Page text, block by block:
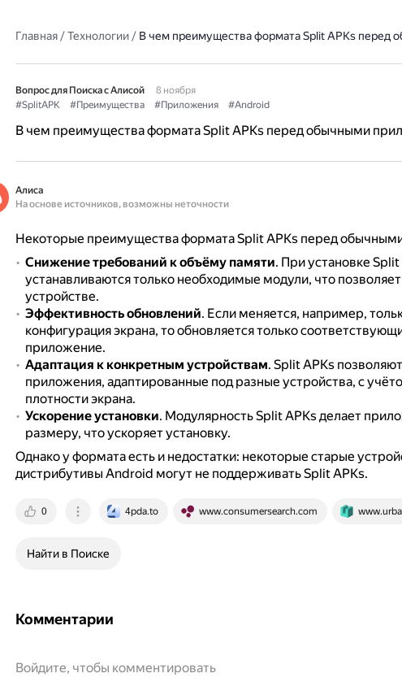
Главная/Технологии/ В чем преимущества формата Split APKs перед
Вопрос для Поиска с Алисой
8 ноября
#SplitAPK
#Преимущества #Приложения #Android
В чем преимущества формата Split APKs перед обычными
Алиса
На основе источников, возможны неточности
Некоторые преимущества формата Split APKs перед
Снижение требований к объёму памяти. При установке
устанавливаются только необходимые модули, что
устройстве.
Эффективность обновлений. Если меняется, например,
конфигурация экрана, то обновляется только
приложение.
Адаптация к конкретным устройствам. Split APKs
приложения, адаптированные под разные устройства, с
плотности экрана.
Ускорение установки. Модулярность Split APKs делает
размеру, что ускоряет установку.
Однако у формата есть и недостатки: некоторые старые
дистрибутивы Android могут не поддерживать Split APKs.
0 4pda.to www.consumersearch.com
Найти в Поиске
Комментарии
Войдите, чтобы комментировать